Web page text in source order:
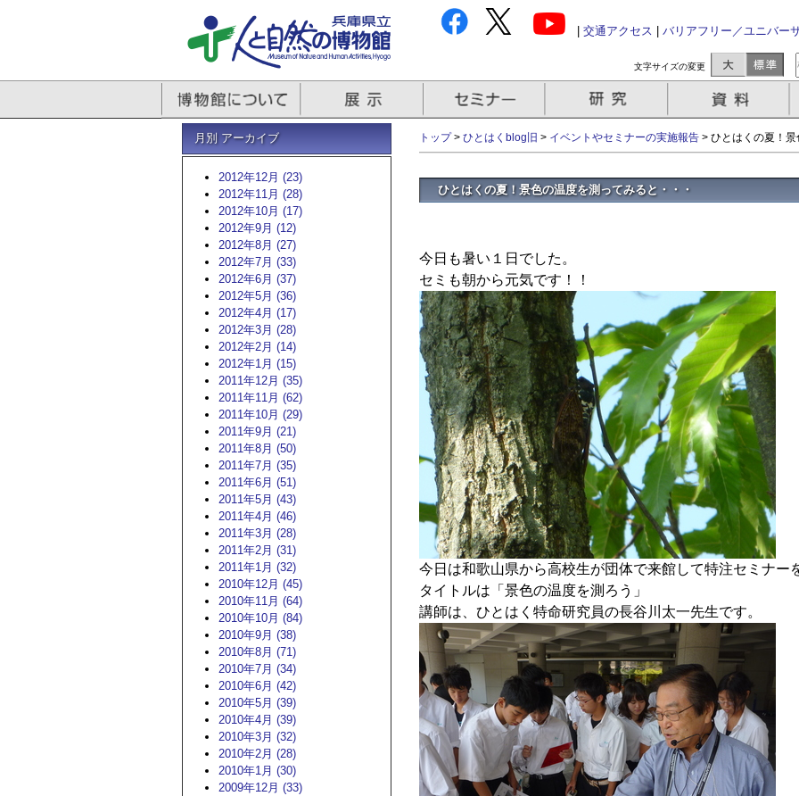
交通アクセス バリアフリー／ユニバー
文字サイズの変更
月別 アーカイブ
2012年12月 (23)
2012年11月 (28)
2012年10月 (17)
2012年9月 (12)
2012年8月 (27)
2012年7月 (33)
2012年6月 (37)
2012年5月 (36)
2012年4月 (17)
2012年3月 (28)
2012年2月 (14)
2012年1月 (15)
2011年12月 (35)
2011年11月 (62)
2011年10月 (29)
2011年9月 (21)
2011年8月 (50)
2011年7月 (35)
2011年6月 (51)
2011年5月 (43)
2011年4月 (46)
2011年3月 (28)
2011年2月 (31)
2011年1月 (32)
2010年12月 (45)
2010年11月 (64)
2010年10月 (84)
2010年9月 (38)
2010年8月 (71)
2010年7月 (34)
2010年6月 (42)
2010年5月 (39)
2010年4月 (39)
2010年3月 (32)
2010年2月 (28)
2010年1月 (30)
2009年12月 (33)
トップ> ひとはくblog旧 > イベントやセミナーの実施報告 > ひとはくの夏！
ひとはくの夏！景色の温度を測ってみると・・・
今日も暑い１日でした。
セミも朝から元気です！！
今日は和歌山県から高校生が団体で来館して特注セミナー
タイトルは「景色の温度を測ろう」
講師は、ひとはく特命研究員の長谷川太一先生です。